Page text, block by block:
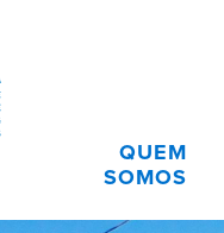
QUEM
SOMOS